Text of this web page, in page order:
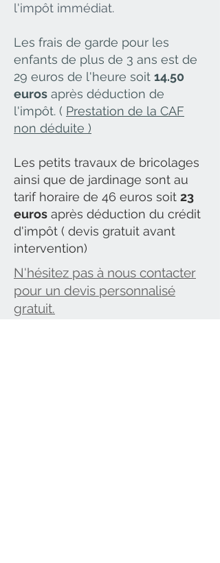
l'impôt immédiat.
Les frais de garde pour les
enfants de plus de 3 ans est de
29 euros de l'heure soit 14.50
euros après déduction de
l'impôt. ( Prestation de la CAF
non déduite )
Les petits travaux de bricolages
ainsi que de jardinage sont au
tarif horaire de 46 euros soit 23
euros après déduction du crédit
d'impôt ( devis gratuit avant
intervention)
N'hésitez pas à nous contacter
pour un devis personnalisé
gratuit.